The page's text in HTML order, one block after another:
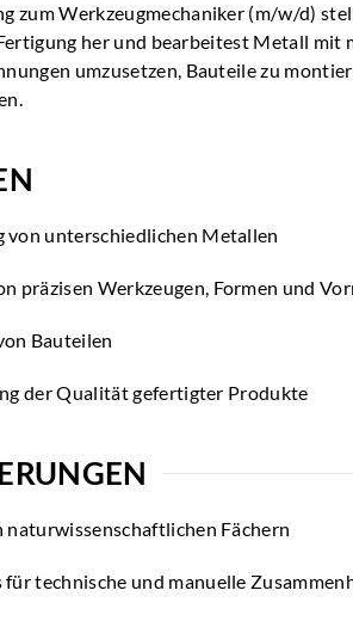
zum Werkzeugmechaniker (m/w/d)
her und bearbeitest Metall mit
umzusetzen, Bauteile zu
von unterschiedlichen Metallen
präzisen Werkzeugen, Formen und
Bauteilen
der Qualität gefertigter Produkte
naturwissenschaftlichen Fächern
technische und manuelle